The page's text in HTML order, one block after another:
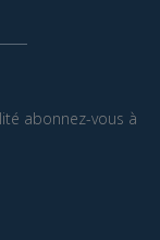
abonnez-vous à